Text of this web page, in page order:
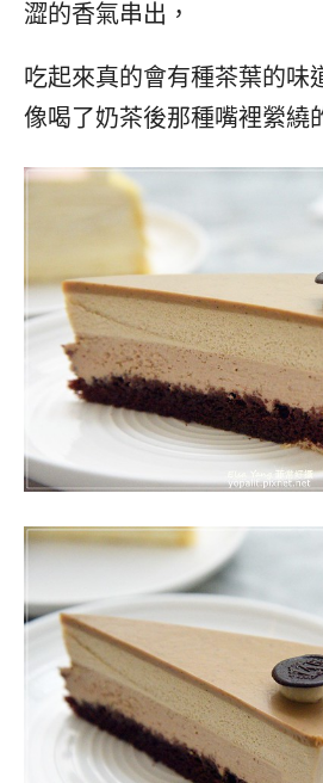
澀的香氣串出，
吃起來真的會有種茶葉的味
像喝了奶茶後那種嘴裡縈繞